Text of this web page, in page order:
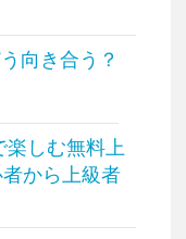
向き合う？
楽しむ無料上
から上級者